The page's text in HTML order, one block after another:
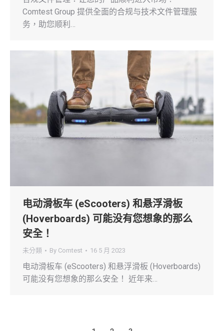
Comtest Group 提供全面的合规与技术文件管理服
务，助您顺利…
电动滑板车 (eScooters) 和悬浮滑板
(Hoverboards) 可能没有您想象的那么
安全！
未分類 By Comtest 16 5 月 2023
电动滑板车 (eScooters) 和悬浮滑板 (Hoverboards)
可能没有您想象的那么安全！ 近年来…